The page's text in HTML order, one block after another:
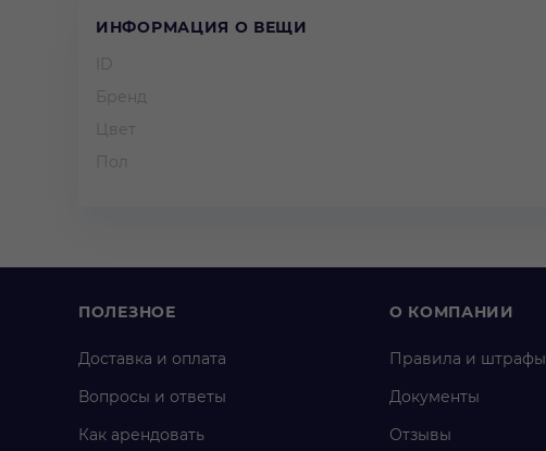
ИНФОРМАЦИЯ О ВЕЩИ
ID
Бренд
Цвет
Пол
ПОЛЕЗНОЕ
Доставка и оплата
Вопросы и ответы
Как арендовать
О КОМПАНИИ
Правила и штрафы
Документы
Отзывы